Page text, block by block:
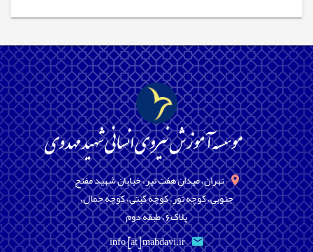
تهران، میدان هفت تیر، خیابان شهید مفتح
جنوبی، کوچه تور، کوچه گیتی، کوچه جمال،
پلاک6، طبقه دوم
info [at] mahdavi.ir